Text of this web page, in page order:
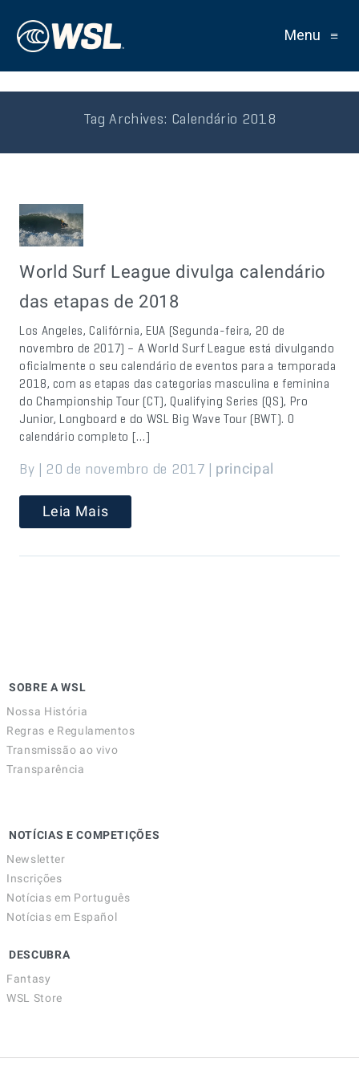
Menu ≡
Tag Archives: Calendário 2018
World Surf League divulga calendário
das etapas de 2018
Los Angeles, Califórnia, EUA (Segunda-feira, 20 de
novembro de 2017) – A World Surf League está divulgando
oficialmente o seu calendário de eventos para a temporada
2018, com as etapas das categorias masculina e feminina
do Championship Tour (CT), Qualifying Series (QS), Pro
Junior, Longboard e do WSL Big Wave Tour (BWT). O
calendário completo […]
By | 20 de novembro de 2017 | principal
Leia Mais
SOBRE A WSL
Nossa História
Regras e Regulamentos
Transmissão ao vivo
Transparência
NOTÍCIAS E COMPETIÇÕES
Newsletter
Inscrições
Notícias em Português
Notícias em Español
DESCUBRA
Fantasy
WSL Store